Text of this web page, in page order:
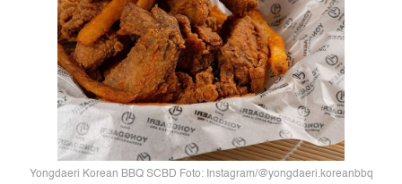
Yongdaeri Korean BBQ SCBD Foto: Instagram/@yongdaeri.koreanbbq